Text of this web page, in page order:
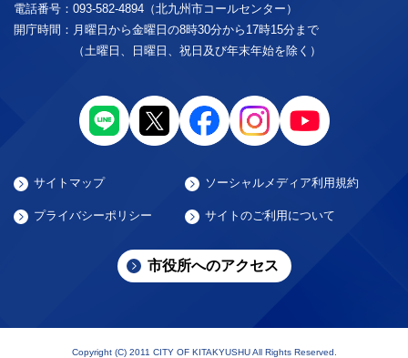
電話番号： 093-582-4894（北九州市コールセンター）
開庁時間： 月曜日から金曜日の8時30分から17時15分まで
（土曜日、日曜日、祝日及び年末年始を除く）
サイトマップ ソーシャルメディア利用規約
プライバシーポリシー サイトのご利用について
市役所へのアクセス
Copyright (C) 2011 CITY OF KITAKYUSHU All Rights Reserved.